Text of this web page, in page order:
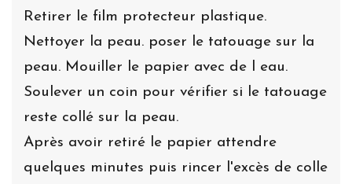
Retirer le film protecteur plastique.
Nettoyer la peau. poser le tatouage sur la
peau. Mouiller le papier avec de l eau.
Soulever un coin pour vérifier si le tatouage
reste collé sur la peau.
Après avoir retiré le papier attendre
quelques minutes puis rincer l'excès de colle